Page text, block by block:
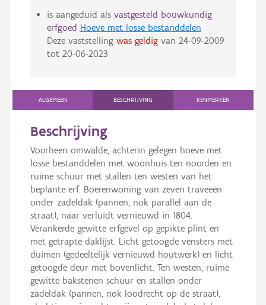
is aangeduid als vastgesteld bouwkundig
erfgoed Hoeve met losse bestanddelen
Deze vaststelling was geldigvan 24-09-2009
tot 20-06-2023
ALGEMEEN BESCHRIJVING KENMERKEN
Beschrijving
Voorheen omwalde, achterin gelegen hoeve met
losse bestanddelen met woonhuis ten noorden en
ruime schuur met stallen ten westen van het
beplante erf. Boerenwoning van zeven traveeën
onder zadeldak (pannen, nok parallel aan de
straat), naar verluidt vernieuwd in 1804.
Verankerde gewitte erfgevel op gepikte plint en
met getrapte daklijst. Licht getoogde vensters met
duimen (gedeeltelijk vernieuwd houtwerk) en licht
getoogde deur met bovenlicht. Ten westen, ruime
gewitte bakstenen schuur en stallen onder
zadeldak (pannen, nok loodrecht op de straat),